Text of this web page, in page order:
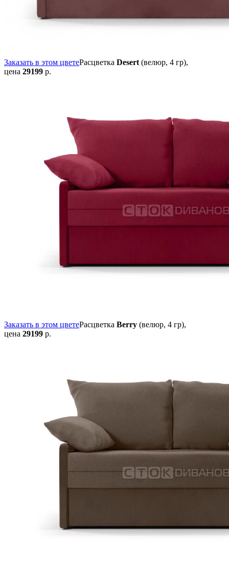
Заказать в этом цветеРасцветка Desert(велюр, 4 гр),
цена 29199 р.
Заказать в этом цветеРасцветка Berry (велюр, 4 гр),
цена 29199 р.